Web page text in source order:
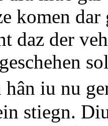
komen dar
daz der
hân iu nu
stiegn.